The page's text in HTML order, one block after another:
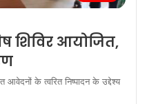
आयोजित,
के त्वरित निष्पादन के उद्देश्य